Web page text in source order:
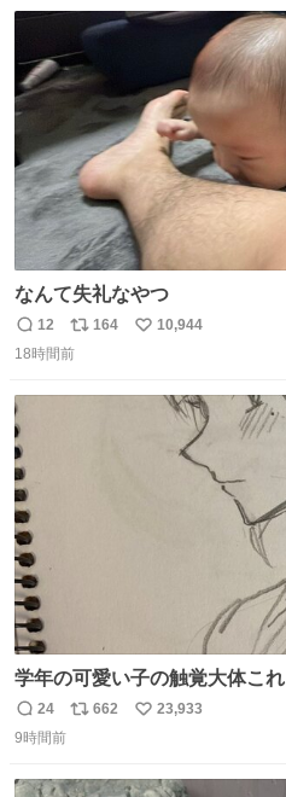
なんて失礼なやつ
返
信
12
リ
ポ
164
い
10,944
18時間前
学年の可愛い子の触覚大体これ
返
信
24
リ
662
い
23,933
9時間前